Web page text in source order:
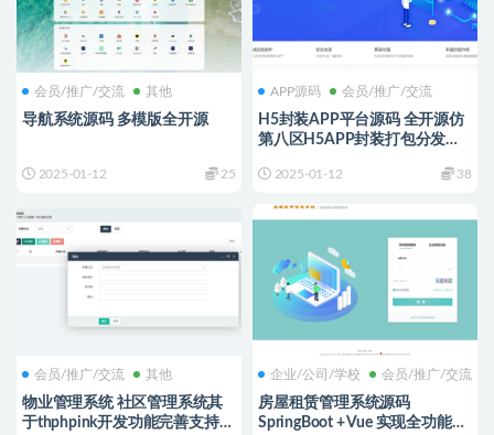
会员/推广/交流 其他
导航系统源码 多模版全开源
2025-01-12 25
APP源码 会员/推广/交流
H5封装APP平台源码 全开源仿
第八区H5APP封装打包分发系
2025-01-12 38
会员/推广/交流 其他
物业管理系统 社区管理系统其
于thphpink开发功能完善支持多
企业/公司/学校 会员/推广/交流
房屋租赁管理系统源码
SpringBoot + Vue 实现全功能解